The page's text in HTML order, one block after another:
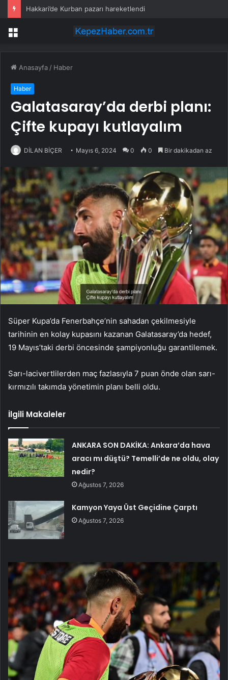
Hakkari’de Kurban pazarı hareketlendi
Menü
Anasayfa / Haber
Haber
Galatasaray’da derbi planı:
Çifte kupayı kutlayalım
DİLAN BİÇER Mayıs 6, 2024 0 0 Bir dakikadan az
Süper Kupa’da Fenerbahçe’nin sahadan çekilmesiyle
tarihinin en kolay kupasını kazanan Galatasaray’da hedef,
19 Mayıs’taki derbi öncesinde şampiyonluğu garantilemek.
Sarı-lacivertlilerden maç fazlasıyla 7 puan önde olan sarı-
kırmızılı takımda yönetimin planı belli oldu.
İlgili Makaleler
ANKARA SON DAKİKA: Ankara’da hava
aracı mı düştü? Temelli’de ne oldu, olay
nedir?
Ağustos 7, 2026
Kamyon Yaya Üst Geçidine Çarptı
Ağustos 7, 2026